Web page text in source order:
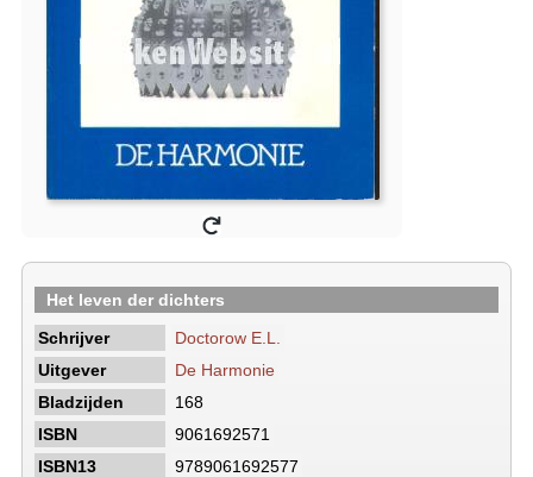
Het leven der dichters
Schrijver
Doctorow E.L.
Uitgever
De Harmonie
Bladzijden
168
ISBN
9061692571
ISBN13
9789061692577